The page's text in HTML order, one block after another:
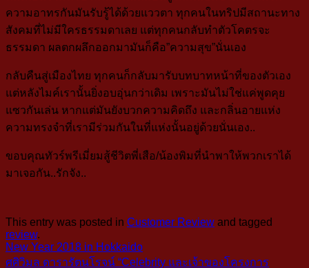
ความอาทรกันมันรับรู้ได้ด้วยแววตา ทุกคนในทริปมีสถานะทาง
สังคมที่ไม่มีใครธรรมดาเลย แต่ทุกคนกลับทำตัวโคตรจะ
ธรรมดา ผลตกผลึกออกมามันก็คือ”ความสุข”นั่นเอง
กลับคืนสู่เมืองไทย ทุกคนก็กลับมารับบทบาทหน้าที่ของตัวเอง
แต่หลังไมค์เรานั้นยิ่งอบอุ่นกว่าเดิม เพราะมันไม่ใช่แค่พูดคุย
แซวกันเล่น หากแต่มันยังบวกความคิดถึง และกลิ่นอายแห่ง
ความทรงจำที่เรามีร่วมกันในที่แห่งนั้นอยู่ด้วยนั่นเอง..
ขอบคุณทัวร์พรีเมี่ยมสู้ชีวิตพี่เสือ/น้องพิมที่นำพาให้พวกเราได้
มาเจอกัน..รักจัง..
This entry was posted in Customer Review and tagged
review.
New Year 2018 in Hokkaido
ศศิวิมล ดารารัตนโรจน์ “Celebrity และเจ้าของโครงการ